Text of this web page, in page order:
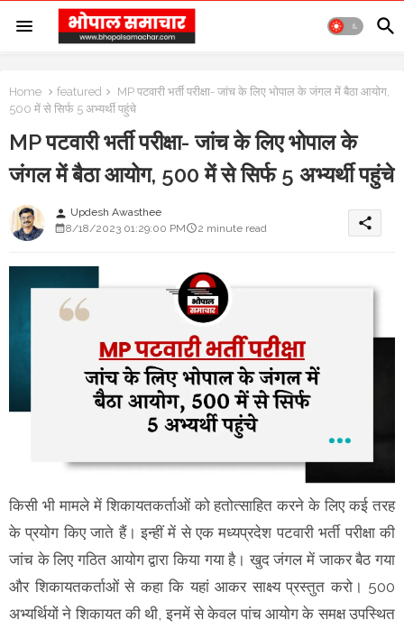
Home featured
MP पटवारी भर्ती परीक्षा- जांच के लिए भोपाल के जंगल में बैठा आयोग,
500 में से सिर्फ 5 अभ्यर्थी पहुंचे
MP पटवारी भर्ती परीक्षा- जांच के लिए भोपाल के
जंगल में बैठा आयोग, 500 में से सिर्फ 5 अभ्यर्थी पहुंचे
person Updesh Awasthee
8/18/2023 01:29:00 PM
2 minute read share
किसी भी मामले में शिकायतकर्ताओं को हतोत्साहित करने के लिए कई तरह
के प्रयोग किए जाते हैं। इन्हीं में से एक मध्यप्रदेश पटवारी भर्ती परीक्षा की
जांच के लिए गठित आयोग द्वारा किया गया है। खुद जंगल में जाकर बैठ गया
और शिकायतकर्ताओं से कहा कि यहां आकर साक्ष्य प्रस्तुत करो। 500
अभ्यर्थियों ने शिकायत की थी, इनमें से केवल पांच आयोग के समक्ष उपस्थित